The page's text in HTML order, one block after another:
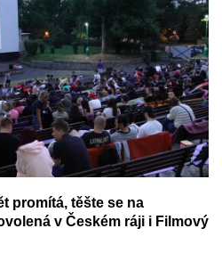
promítá, těšte se na
v Českém ráji i Filmový